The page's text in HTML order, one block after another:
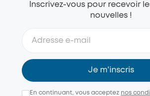
Inscrivez-vous pour recevoir
nouvelles !
Je m'inscris
En continuant, vous acceptez nos